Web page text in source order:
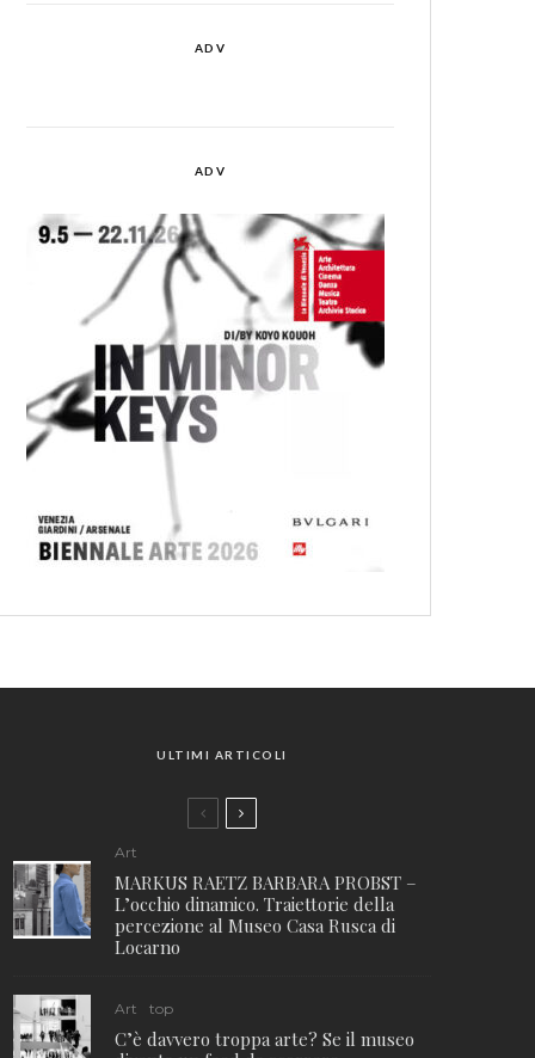
ADV
ADV
ULTIMI ARTICOLI
Art
MARKUS RAETZ BARBARA PROBST –
L’occhio dinamico. Traiettorie della
percezione al Museo Casa Rusca di
Locarno
Art top
C’è davvero troppa arte? Se il museo